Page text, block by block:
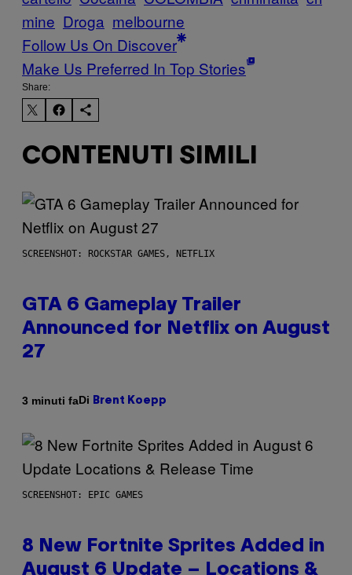
mine Droga melbourne
Follow Us On Discover
Make Us Preferred In Top Stories
Share:
CONTENUTI SIMILI
SCREENSHOT: ROCKSTAR GAMES, NETFLIX
GTA 6 Gameplay Trailer
Announced for Netflix on August
27
3 minuti faDi Brent Koepp
SCREENSHOT: EPIC GAMES
8 New Fortnite Sprites Added in
August 6 Update – Locations &